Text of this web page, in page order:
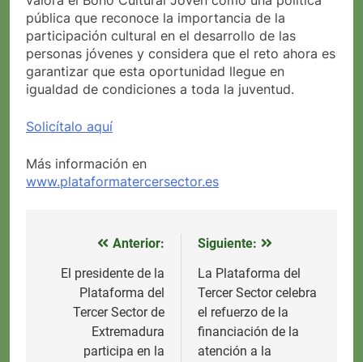
pública que reconoce la importancia de la
participación cultural en el desarrollo de las
personas jóvenes y considera que el reto ahora es
garantizar que esta oportunidad llegue en
igualdad de condiciones a toda la juventud.
Solicítalo aquí
Más información en
www.plataformatercersector.es
Navegación
de
entradas
Anterior:
El presidente de la
Plataforma del
Tercer Sector de
Extremadura
participa en la
Siguiente:
La Plataforma del
Tercer Sector celebra
el refuerzo de la
financiación de la
atención a la